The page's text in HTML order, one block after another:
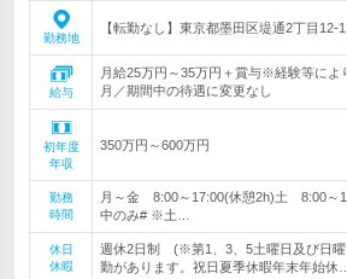
勤務地
【転勤なし】東京都墨田区堤通2丁目12-1
給与
月給25万円～35万円＋賞与※経験等に
月／期間中の待遇に変更なし
初年度
年収
350万円～600万円
勤務
時間
月～金 8:00～17:00(休憩2h)土 8:00～
中のみ# ※土…
休日
休暇
週休2日制 (※第1、3、5土曜日及び日
勤があります。祝日夏季休暇年末年始休…